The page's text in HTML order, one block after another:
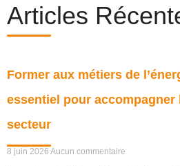
Articles
Former aux métiers de
essentiel pour
secteur
8 juin 2026 Aucun commentaire